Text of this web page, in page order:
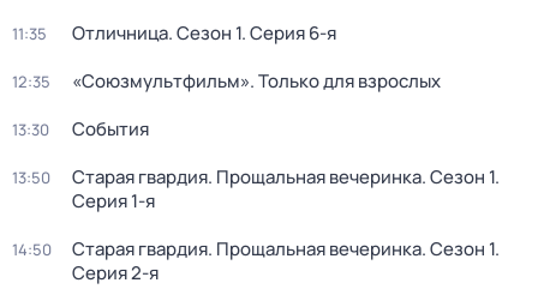
11:35 Отличница. Сезон 1. Серия 6-я
12:35 «Союзмультфильм». Только для взрослых
13:30 События
13:50 Старая гвардия. Прощальная вечеринка. Сезон 1.
Серия 1-я
14:50 Старая гвардия. Прощальная вечеринка. Сезон 1.
Серия 2-я